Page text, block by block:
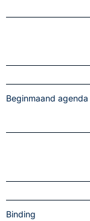
Beginmaand agenda
Binding